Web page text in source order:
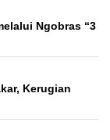
Ngobras “3
Kerugian